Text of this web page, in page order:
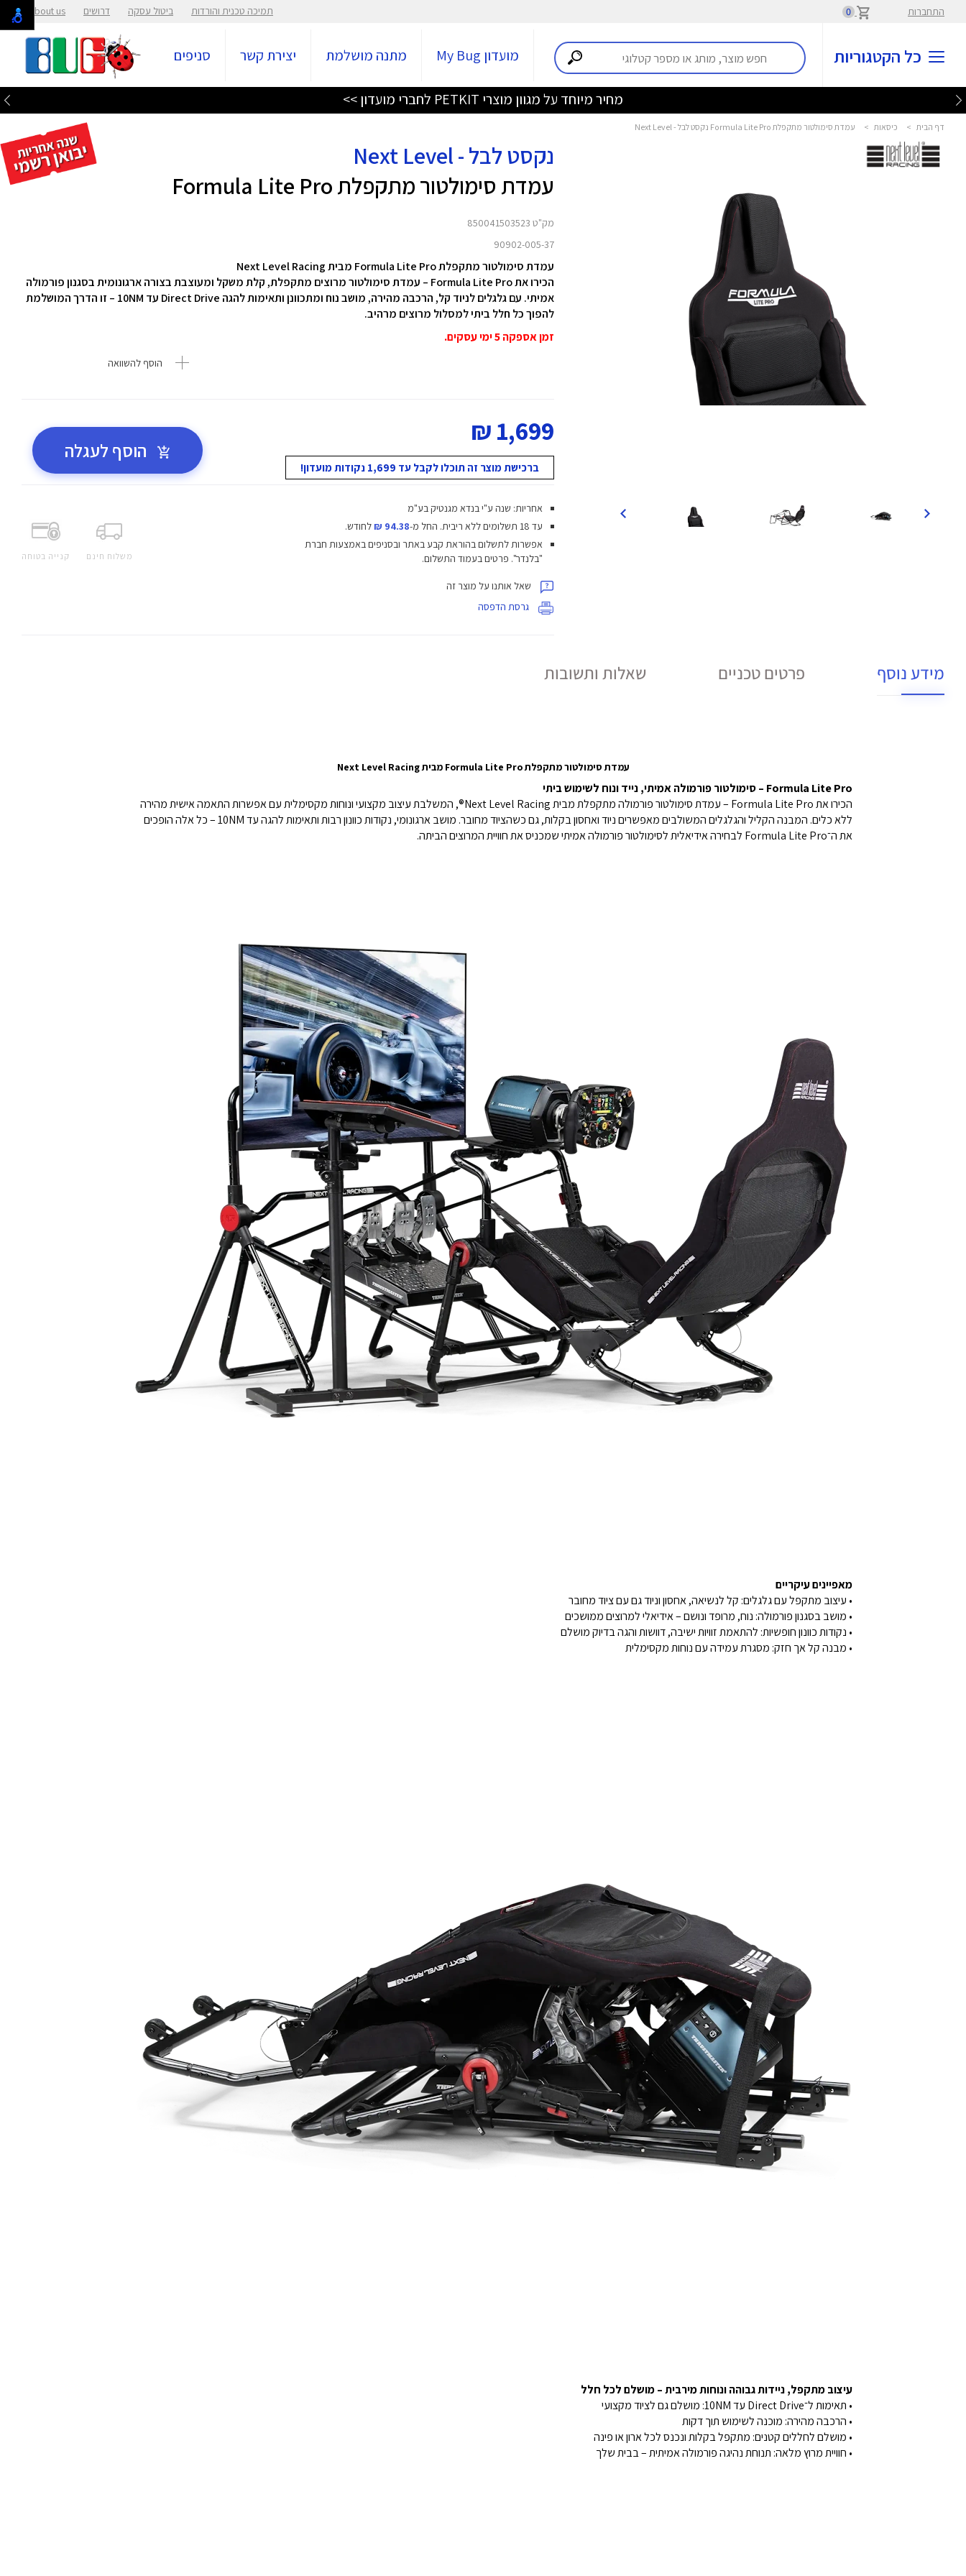
התחברות 0 תמיכה טכנית והורדות ביטול עסקה דרושים About us
כל הקטגוריות מועדון My Bug מתנה מושלמת יצירת קשר סניפים
מחיר מיוחד על מגוון מוצרי PETKIT לחברי מועדון >>
דף הבית > כיסאות > עמדת סימולטור מתקפלת Formula Lite Pro נקסט לבל - Next Level
נקסט לבל - Next Level
עמדת סימולטור מתקפלת Formula Lite Pro
מק"ט 850041503523
90902-005-37
עמדת סימולטור מתקפלת Formula Lite Pro מבית Next Level Racing
הכירו את Formula Lite Pro – עמדת סימולטור מרוצים מתקפלת, קלת משקל ומעוצבת בצורה ארגונומית בסגנון פורמולה
אמיתי. עם גלגלים לניוד קל, הרכבה מהירה, מושב נוח ומתכוונן ותאימות להגה Direct Drive עד 10NM – זו הדרך המושלמת
להפוך כל חלל ביתי למסלול מרוצים מרהיב.
זמן אספקה 5 ימי עסקים.
הוסף להשוואה
1,699 ₪
ברכישת מוצר זה תוכלו לקבל עד 1,699 נקודות מועדון!
הוסף לעגלה
משלוח חינם קנייה בטוחה
אחריות: שנה ע"י בנדא מגנטיק בע"מ
עד 18 תשלומים ללא ריבית.
החל מ-94.38 ₪
לחודש.
אפשרות לתשלום בהוראת קבע באתר ובסניפים באמצעות חברת
"בלנדר". פרטים בעמוד התשלום.
שאל אותנו על מוצר זה
גרסת הדפסה
מידע נוסף פרטים טכניים שאלות ותשובות
עמדת סימולטור מתקפלת Formula Lite Pro מבית Next Level Racing
Formula Lite Pro – סימולטור פורמולה אמיתי, נייד ונוח לשימוש ביתי
הכירו את Formula Lite Pro – עמדת סימולטור פורמולה מתקפלת מבית Next Level Racing®, המשלבת עיצוב מקצועי ונוחות מקסימלית עם אפשרות התאמה אישית מהירה
ללא כלים. המבנה הקליל והגלגלים המשולבים מאפשרים ניוד ואחסון בקלות, גם כשהציוד מחובר. מושב ארגונומי, נקודות כוונון רבות ותאימות להגה עד 10NM – כל אלה הופכים
את ה־Formula Lite Pro לבחירה אידיאלית לסימולטור פורמולה אמיתי שמכניס את חוויית המרוצים הביתה.
מאפיינים עיקריים
• עיצוב מתקפל עם גלגלים: קל לנשיאה, אחסון וניוד גם עם ציוד מחובר
• מושב בסגנון פורמולה: נוח, מרופד ונושם – אידיאלי למרוצים ממושכים
• נקודות כוונון חופשיות: להתאמת זוויות ישיבה, דוושות והגה בדיוק מושלם
• מבנה קל אך חזק: מסגרת עמידה עם נוחות מקסימלית
עיצוב מתקפל, ניידות גבוהה ונוחות מירבית – מושלם לכל חלל
• תאימות ל־Direct Drive עד 10NM: מושלם גם לציוד מקצועי
• הרכבה מהירה: מוכנה לשימוש תוך דקות
• מושלם לחללים קטנים: מתקפל בקלות ונכנס לכל ארון או פינה
• חוויית מרוץ מלאה: תנוחת נהיגה פורמולה אמיתית – בבית שלך